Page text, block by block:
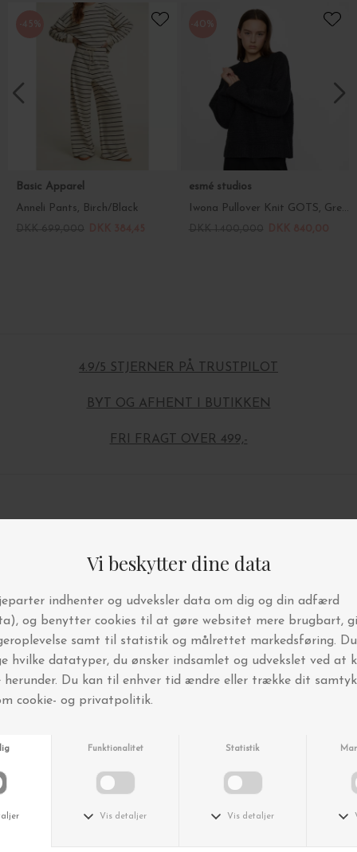
-45%
Basic Apparel
Anneli Pants, Birch/Black
-40%
esmé studios
Iwona Pullover Knit GOTS, Grey Melange
4.9/5 STJERNER PÅ TRUSTPILOT
BYT OG AFHENT I BUTIKKEN
FRI FRAGT OVER 499,-
Andre købte også
-45% -45%